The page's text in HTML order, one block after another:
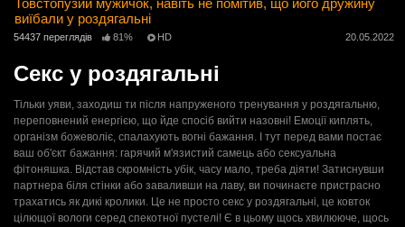
виїбали у роздягальні
54437 переглядів 81% HD 20.05.2022
Секс у роздягальні
Тільки уяви, заходиш ти після напруженого тренування у роздягальню,
переповнений енергією, що йде спосіб вийти назовні! Емоції киплять,
організм божеволіє, спалахують вогні бажання. І тут перед вами постає
ваш об'єкт бажання: гарячий м'язистий самець або сексуальна
фітоняшка. Відстав скромність убік, часу мало, треба діяти! Затиснувши
партнера біля стінки або заваливши на лаву, ви починаєте пристрасно
трахатись як дикі кролики. Це не просто секс у роздягальні, це ковток
цілющої вологи серед спекотної пустелі! Є в цьому щось хвилююче, щось